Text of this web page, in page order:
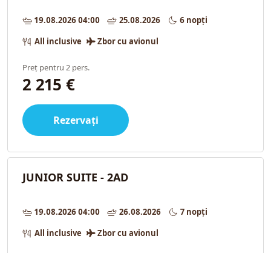
19.08.2026 04:00 25.08.2026
6 nopți
All inclusive
Zbor cu avionul
Preț pentru 2 pers.
2 215 €
Rezervați
JUNIOR SUITE - 2AD
19.08.2026 04:00 26.08.2026
7 nopți
All inclusive
Zbor cu avionul